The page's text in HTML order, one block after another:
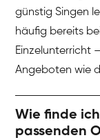
günstig Singen
häufig bereits
Einzelunterricht
Angeboten wie
Wie finde
passenden